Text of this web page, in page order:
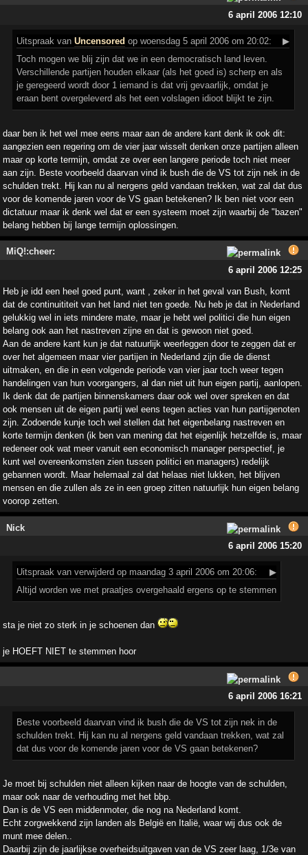
6 april 2006 12:10
Uitspraak vanUncensored op woensdag 5 april 2006 om 20:02:
▶
Toch mogen we blij zijn dat we in een democratisch land leven.
Verschillende partijen houden elkaar (als het goed is) scherp en als
je geregeerd wordt door 1 iemand is dat vrij gevaarlijk, omdat je
eraan bent overgeleverd als het een volslagen idioot blijkt te zijn.
daar ben ik het wel mee eens maar aan de andere kant denk ik ook dit:
aangezien een regering om de vier jaar wisselt denken onze partijen alleen
maar op korte termijn, omdat ze over een langere periode toch niet meer
aan zijn. Beste voorbeeld daarvan vind ik bush die de VS tot zijn nek in de
schulden trekt. Hij kan nu al nergens geld vandaan trekken, wat zal dat dus
voor de komende jaren voor de VS gaan betekenen? Ik ben niet voor een
dictatuur maar ik denk wel dat er een systeem moet zijn waarbij de "bazen"
belang hebben bij lange termijn oplossingen.
MiQ!:cheer:
6 april 2006 12:25
Heb je idd een heel goed punt, want , zeker in het geval van Bush, komt
dat de continuititeit van het land niet ten goede. Nu heb je dat in Nederland
gelukkig wel in iets mindere mate, maar je hebt wel politici die hun eigen
belang ook aan het nastreven zijne en dat is gewoon niet goed.
Aan de andere kant kun je dat natuurlijk weerleggen door te zeggen dat er
over het algemeen maar vier partijen in Nederland zijn die de dienst
uitmaken, en die in een volgende periode van vier jaar toch weer tegen
handelingen van hun voorgangers, al dan niet uit hun eigen partij, aanlopen.
Ik denk dat de partijen binnenskamers daar ook wel over spreken en dat
ook mensen uit de eigen partij wel eens tegen acties van hun partijgenoten
zijn. Zodoende kunje toch wel stellen dat het eigenbelang nastreven en
korte termijn denken (ik ben van mening dat het eigenlijk hetzelfde is, maar
redeneer ook wat meer vanuit een economisch manager perspectief, je
kunt wel overeenkomsten zien tussen politici en managers) redelijk
gebannen wordt. Maar helemaal zal dat helaas niet lukken, het blijven
mensen en die zullen als ze in een groep zitten natuurlijk hun eigen belang
voorop zetten.
Nick
6 april 2006 15:20
Uitspraak van verwijderd op maandag 3 april 2006 om 20:06:
▶
Altijd worden we met praatjes overgehaald ergens op te stemmen
sta je niet zo sterk in je schoenen dan
je HOEFT NIET te stemmen hoor
6 april 2006 16:21
Beste voorbeeld daarvan vind ik bush die de VS tot zijn nek in de
schulden trekt. Hij kan nu al nergens geld vandaan trekken, wat zal
dat dus voor de komende jaren voor de VS gaan betekenen?
Je moet bij schulden niet alleen kijken naar de hoogte van de schulden,
maar ook naar de verhouding met het bbp.
Dan is de VS een middenmoter, die nog na Nederland komt.
Echt zorgwekkend zijn landen als België en Italië, waar wij dus ook de
munt mee delen..
Daarbij zijn de jaarlijkse overheidsuitgaven van de VS zeer laag, 1/3e van